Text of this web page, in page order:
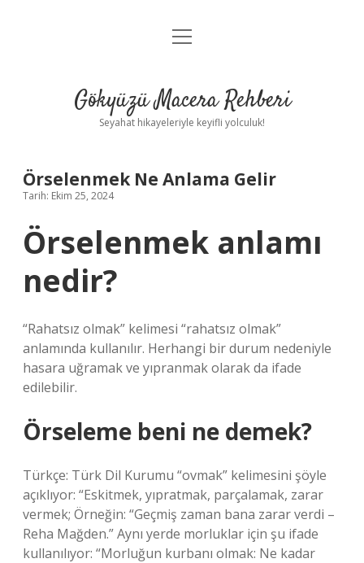
Anasayfa
Yasal Uyarı
menüyü
Gökyüzü Macera Rehberi
Seyahat hikayeleriyle keyifli yolculuk!
Örselenmek Ne Anlama Gelir
Tarih: Ekim 25, 2024
Örselenmek anlamı
nedir?
“Rahatsız olmak” kelimesi “rahatsız olmak”
anlamında kullanılır. Herhangi bir durum nedeniyle
hasara uğramak ve yıpranmak olarak da ifade
edilebilir.
Örseleme beni ne demek?
Türkçe: Türk Dil Kurumu “ovmak” kelimesini şöyle
açıklıyor: “Eskitmek, yıpratmak, parçalamak, zarar
vermek; Örneğin: “Geçmiş zaman bana zarar verdi –
Reha Mağden.” Aynı yerde morluklar için şu ifade
kullanılıyor: “Morluğun kurbanı olmak: Ne kadar